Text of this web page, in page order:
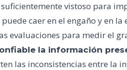
vistoso para
puede caer en el engaño y en
evaluaciones para medir el
la información
las inconsistencias entre la